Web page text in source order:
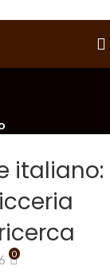
italiano:
0